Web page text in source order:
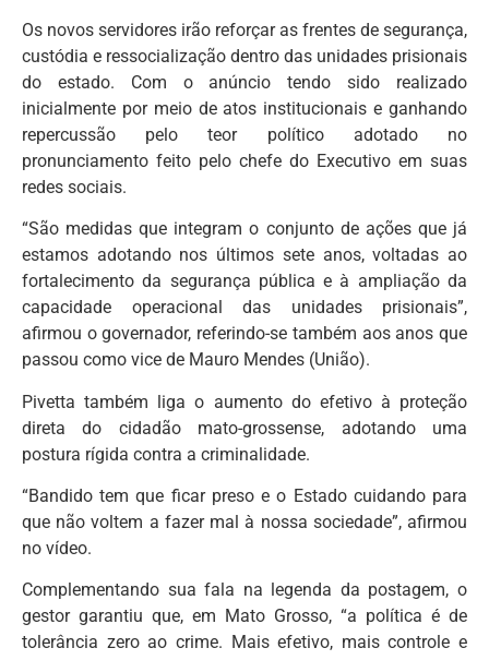
Os novos servidores irão reforçar as frentes de segurança,
custódia e ressocialização dentro das unidades prisionais
do estado. Com o anúncio tendo sido realizado
inicialmente por meio de atos institucionais e ganhando
repercussão pelo teor político adotado no
pronunciamento feito pelo chefe do Executivo em suas
redes sociais.
“São medidas que integram o conjunto de ações que já
estamos adotando nos últimos sete anos, voltadas ao
fortalecimento da segurança pública e à ampliação da
capacidade operacional das unidades prisionais”,
afirmou o governador, referindo-se também aos anos que
passou como vice de Mauro Mendes (União).
Pivetta também liga o aumento do efetivo à proteção
direta do cidadão mato-grossense, adotando uma
postura rígida contra a criminalidade.
“Bandido tem que ficar preso e o Estado cuidando para
que não voltem a fazer mal à nossa sociedade”, afirmou
no vídeo.
Complementando sua fala na legenda da postagem, o
gestor garantiu que, em Mato Grosso, “a política é de
tolerância zero ao crime. Mais efetivo, mais controle e